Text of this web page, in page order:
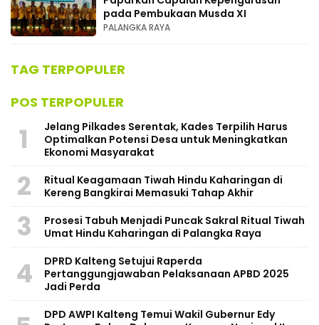
pada Pembukaan Musda XI
PALANGKA RAYA
TAG TERPOPULER
POS TERPOPULER
1
Jelang Pilkades Serentak, Kades Terpilih Harus
Optimalkan Potensi Desa untuk Meningkatkan
Ekonomi Masyarakat
2
Ritual Keagamaan Tiwah Hindu Kaharingan di
Kereng Bangkirai Memasuki Tahap Akhir
3
Prosesi Tabuh Menjadi Puncak Sakral Ritual Tiwah
Umat Hindu Kaharingan di Palangka Raya
4
​DPRD Kalteng Setujui Raperda
Pertanggungjawaban Pelaksanaan APBD 2025
Jadi Perda
DPD AWPI Kalteng Temui Wakil Gubernur Edy